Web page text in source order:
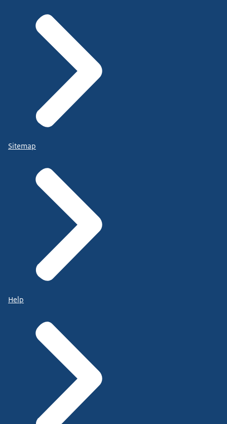
Sitemap
Help